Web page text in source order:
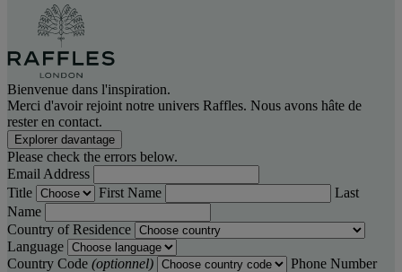
Bienvenue dans l'inspiration.
Merci d'avoir rejoint notre univers Raffles. Nous avons hâte de
rester en contact.
Explorer davantage
Please check the errors below.
Email Address
Title
First Name
Last
Name
Country of Residence
Language
Country Code (optionnel)
Phone Number